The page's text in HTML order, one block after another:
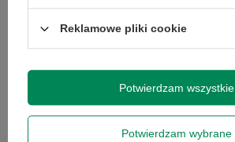
Liczba
zainstalowanych
1
liczba
procesorów
2
Reklamowe pliki cookie
Potwierdzam wybrane
Potwierdzam wszystkie